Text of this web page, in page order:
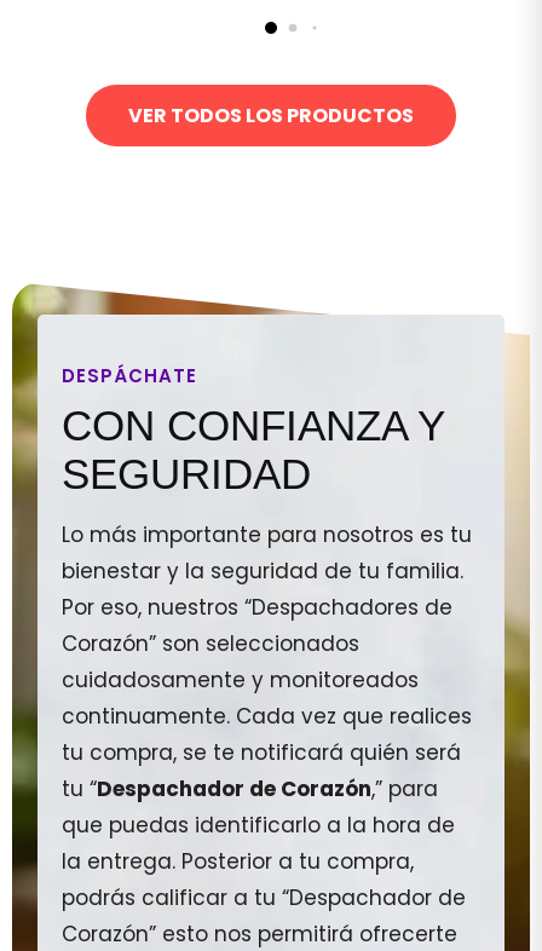
VER TODOS LOS PRODUCTOS
DESPÁCHATE
CON CONFIANZA Y
SEGURIDAD
Lo más importante para nosotros es tu
bienestar y la seguridad de tu familia.
Por eso, nuestros “Despachadores de
Corazón” son seleccionados
cuidadosamente y monitoreados
continuamente. Cada vez que realices
tu compra, se te notificará quién será
tu “Despachador de Corazón,” para
que puedas identificarlo a la hora de
la entrega. Posterior a tu compra,
podrás calificar a tu “Despachador de
Corazón” esto nos permitirá ofrecerte